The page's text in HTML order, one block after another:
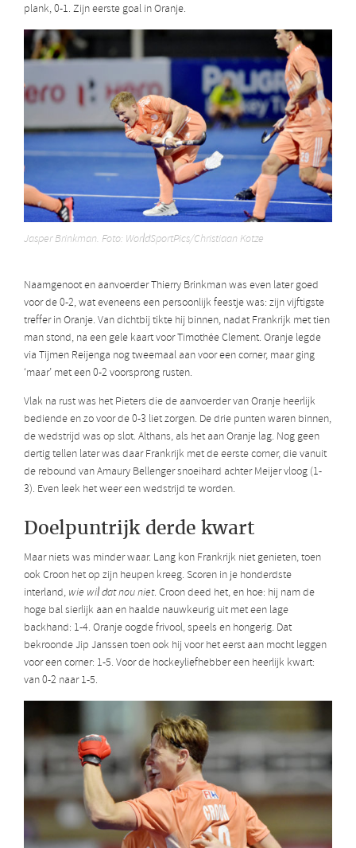
plank, 0-1. Zijn eerste goal in Oranje.
Jasper Brinkman. Foto: WorldSportPics/Christiaan Kotze
Naamgenoot en aanvoerder Thierry Brinkman was even later goed
voor de 0-2, wat eveneens een persoonlijk feestje was: zijn vijftigste
treffer in Oranje. Van dichtbij tikte hij binnen, nadat Frankrijk met tien
man stond, na een gele kaart voor Timothée Clement. Oranje legde
via Tijmen Reijenga nog tweemaal aan voor een corner, maar ging
‘maar’ met een 0-2 voorsprong rusten.
Vlak na rust was het Pieters die de aanvoerder van Oranje heerlijk
bediende en zo voor de 0-3 liet zorgen. De drie punten waren binnen,
de wedstrijd was op slot. Althans, als het aan Oranje lag. Nog geen
dertig tellen later was daar Frankrijk met de eerste corner, die vanuit
de rebound van Amaury Bellenger snoeihard achter Meijer vloog (1-
3). Even leek het weer een wedstrijd te worden.
Doelpuntrijk derde kwart
Maar niets was minder waar. Lang kon Frankrijk niet genieten, toen
ook Croon het op zijn heupen kreeg. Scoren in je honderdste
interland, wie wil dat nou niet. Croon deed het, en hoe: hij nam de
hoge bal sierlijk aan en haalde nauwkeurig uit met een lage
backhand: 1-4. Oranje oogde frivool, speels en hongerig. Dat
bekroonde Jip Janssen toen ook hij voor het eerst aan mocht leggen
voor een corner: 1-5. Voor de hockeyliefhebber een heerlijk kwart:
van 0-2 naar 1-5.